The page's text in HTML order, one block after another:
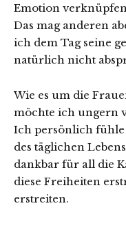
Emotion
Das mag anderen
ich dem Tag seine
natürlich nicht
Wie es um die
möchte ich ungern
Ich persönlich
des täglichen
dankbar für all die
diese Freiheiten
erstreiten.